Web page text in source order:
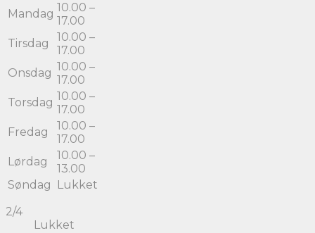
Mandag 10.00 –
17.00
Tirsdag
10.00 –
17.00
Onsdag 10.00 –
17.00
Torsdag 10.00 –
17.00
Fredag
10.00 –
17.00
Lørdag
10.00 –
13.00
Søndag
Lukket
2/4
Lukket